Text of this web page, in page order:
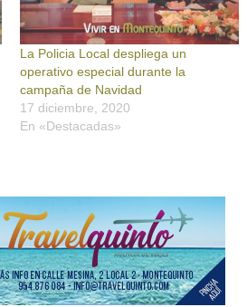
La Policia Local despliega un
operativo especial durante la
campaña de Navidad
17 diciembre, 2020
En «Destacadas»